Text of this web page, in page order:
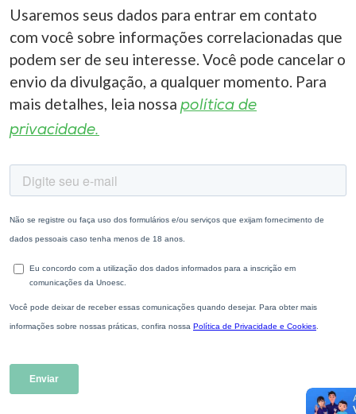
Usaremos seus dados para entrar em contato
com você sobre informações correlacionadas que
podem ser de seu interesse. Você pode cancelar o
envio da divulgação, a qualquer momento. Para
mais detalhes, leia nossa política de
privacidade.